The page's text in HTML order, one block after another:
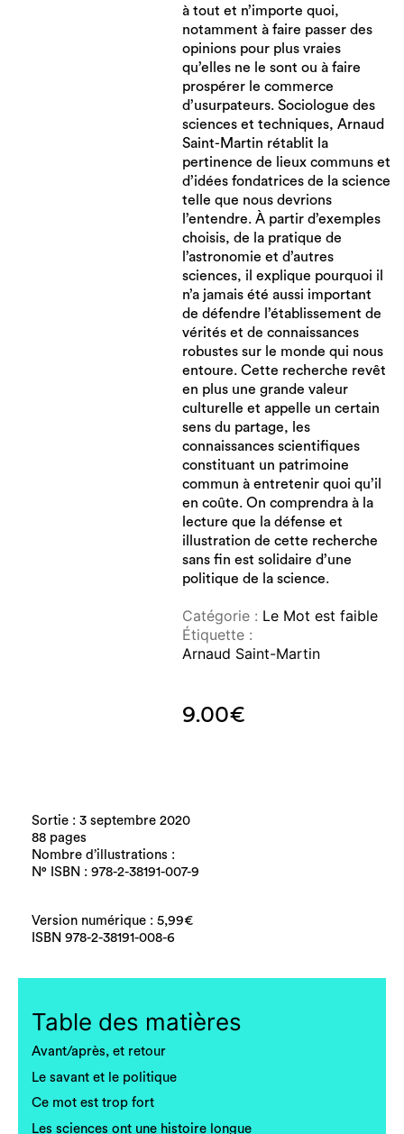
à tout et n’importe quoi,
notamment à faire passer des
opinions pour plus vraies
qu’elles ne le sont ou à faire
prospérer le commerce
d’usurpateurs. Sociologue des
sciences et techniques, Arnaud
Saint-Martin rétablit la
pertinence de lieux communs et
d’idées fondatrices de la science
telle que nous devrions
l’entendre. À partir d’exemples
choisis, de la pratique de
l’astronomie et d’autres
sciences, il explique pourquoi il
n’a jamais été aussi important
de défendre l’établissement de
vérités et de connaissances
robustes sur le monde qui nous
entoure. Cette recherche revêt
en plus une grande valeur
culturelle et appelle un certain
sens du partage, les
connaissances scientifiques
constituant un patrimoine
commun à entretenir quoi qu’il
en coûte. On comprendra à la
lecture que la défense et
illustration de cette recherche
sans fin est solidaire d’une
politique de la science.
Catégorie : Le Mot est faible
Étiquette :
Arnaud Saint-Martin
9.00€
Sortie : 3 septembre 2020
88 pages
Nombre d’illustrations :
N° ISBN : 978-2-38191-007-9
Version numérique : 5,99€
ISBN 978-2-38191-008-6
Table des matières
Avant/après, et retour
Le savant et le politique
Ce mot est trop fort
Les sciences ont une histoire longue